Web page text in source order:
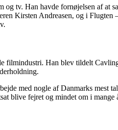
tv. Han havde fornøjelsen af at
Kirsten Andreasen, og i Flugten
filmindustri. Han blev tildelt
med nogle af Danmarks mest
blive fejret og mindet om i mange